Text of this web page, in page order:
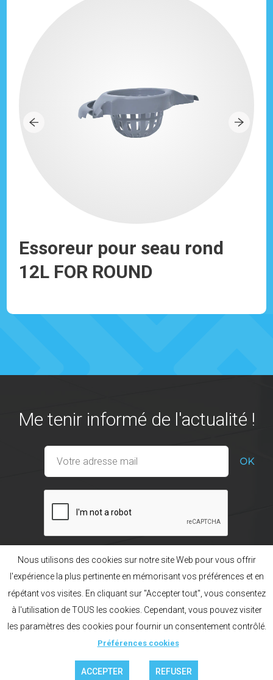
Essoreur pour seau rond
12L FOR ROUND
Me tenir informé de l'actualité !
Nos gammes
La marque POL’HOP
Préférences cookies
Mentions légales
Plan du site
Création acti
Français English Русский
Nous utilisons des cookies sur notre site Web pour vous offrir
l'expérience la plus pertinente en mémorisant vos préférences et en
répétant vos visites. En cliquant sur "Accepter tout", vous consentez
à l'utilisation de TOUS les cookies. Cependant, vous pouvez visiter
les paramètres des cookies pour fournir un consentement contrôlé.
Préférences cookies
ACCEPTER REFUSER